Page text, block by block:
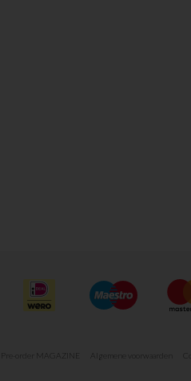
Pre-order MAGAZINE Algemene voorwaarden